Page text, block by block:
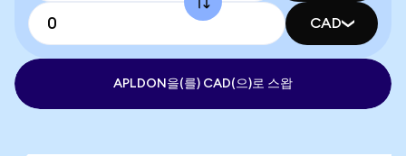
CAD
APLDON을(를) CAD(으)로 스왑